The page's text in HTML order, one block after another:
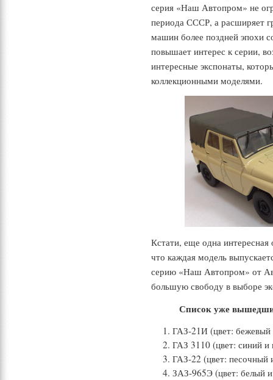
серия «Наш Автопром» не
периода СССР, а расширяет
машин более поздней эпохи
повышает интерес к серии,
интересные экспонаты,
коллекционными моделями.
Кстати, еще одна интересная
что каждая модель
серию «Наш Автопром» от
большую свободу в выборе
Список уже
ГАЗ-21И (цвет:
ГАЗ 3110 (цвет: синий и
ГАЗ-22 (цвет: песочный
ЗАЗ-965Э (цвет: белый